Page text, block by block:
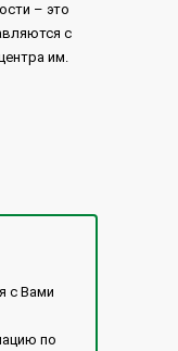
– это
с
им.
с Вами
по